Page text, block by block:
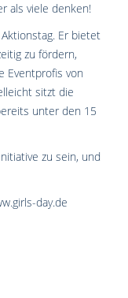
als viele denken!
Er bietet
zu fördern,
Eventprofis von
sitzt die
unter den 15
zu sein, und
day.de